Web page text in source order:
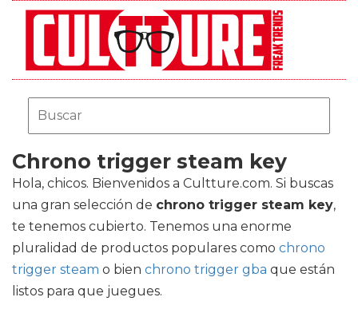
Chrono trigger steam key
Hola, chicos. Bienvenidos a Cultture.com. Si buscas
una gran selección de chrono trigger steam key,
te tenemos cubierto. Tenemos una enorme
pluralidad de productos populares como chrono
trigger steam o bien chrono trigger gba que están
listos para que juegues.